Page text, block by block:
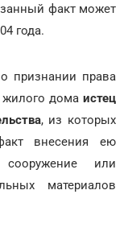
факт может
года.
признании права
жилого дома истец
, из которых
внесения ею
или
материалов